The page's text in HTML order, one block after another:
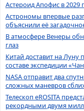
Астероид Апофис в 2029
Астрономы впервые
объяснили её
В атмосфере Венеры
глаз
Китай доставит на
составе экспедиции
NASA отправит два
сложных маневров
Телескоп eROSITA
рекордными двумя